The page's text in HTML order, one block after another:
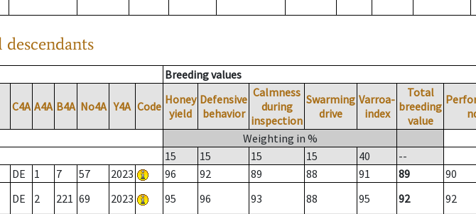
Breeding values
C4A A4A B4A No4A Y4A Code Honey
yield
Defensive
behavior
Calmness
during
inspection
Swarming
drive
Varroa-
index
Total
breeding
value
Weighting in %
15
15 15 15 40
--
DE 1 7 57 2023 96 92 89 88 91 89
90
DE 2 221 69 2023 95 96 93 88 95 92
92